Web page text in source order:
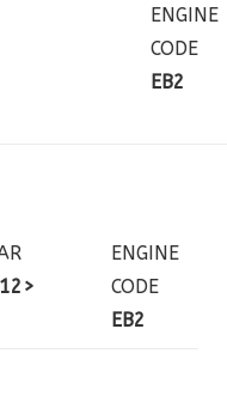
ENGINE
CODE
EB2
ENGINE
CODE
EB2